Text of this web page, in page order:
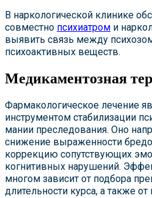
В наркологической клинике
совместно психиатром и
выявить связь между
психоактивных веществ.
Медикаментозная
Фармакологическое лечение
инструментом стабилизации
мании преследования. Оно
снижение выраженности
коррекцию сопутствующих
когнитивных нарушений.
многом зависит от подбора
длительности курса, а также от